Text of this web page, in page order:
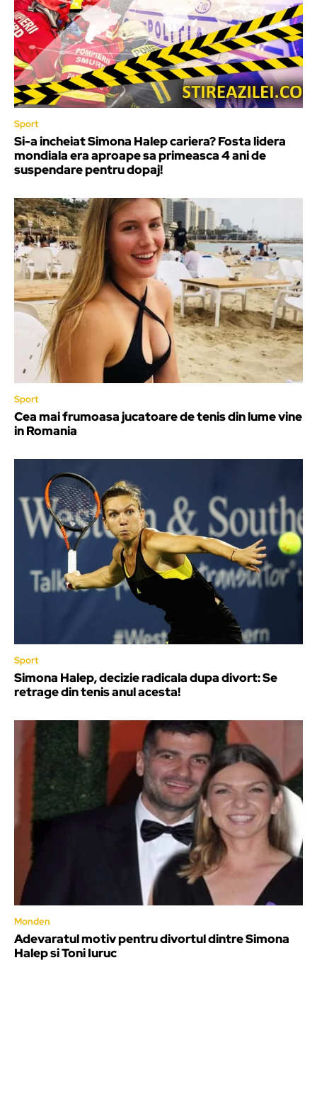
Sport
Si-a incheiat Simona Halep cariera? Fosta lidera
mondiala era aproape sa primeasca 4 ani de
suspendare pentru dopaj!
Sport
Cea mai frumoasa jucatoare de tenis din lume vine
in Romania
Sport
Simona Halep, decizie radicala dupa divort: Se
retrage din tenis anul acesta!
Monden
Adevaratul motiv pentru divortul dintre Simona
Halep si Toni Iuruc